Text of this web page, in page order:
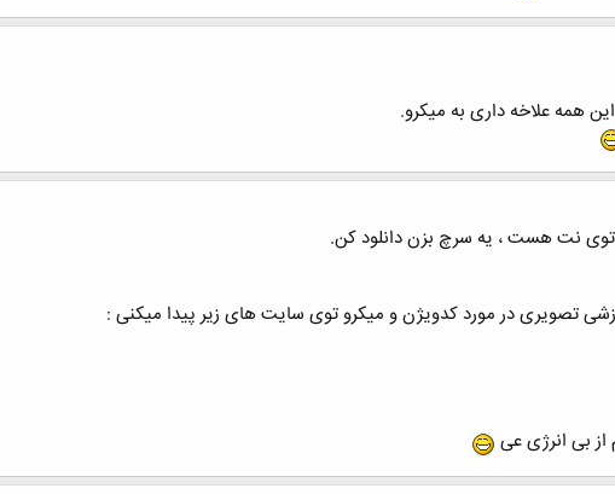
این همه علاخه داری به میکرو.
تصویری در مورد کدویژن و میکرو توی سایت های زیر پیدا میکنی :
بی انرژی عی